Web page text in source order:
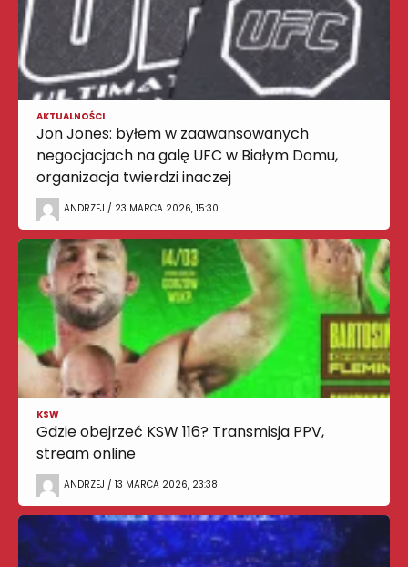
AKTUALNOŚCI
Jon Jones: byłem w zaawansowanych
negocjacjach na galę UFC w Białym Domu,
organizacja twierdzi inaczej
ANDRZEJ / 23 MARCA 2026, 15:30
KSW
Gdzie obejrzeć KSW 116? Transmisja PPV,
stream online
ANDRZEJ / 13 MARCA 2026, 23:38